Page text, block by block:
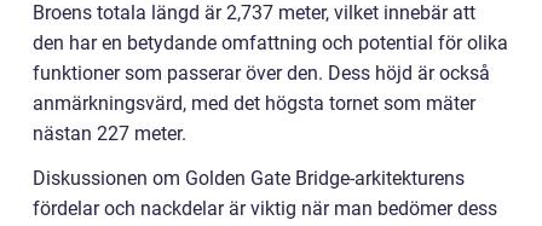
Broens totala längd är 2,737 meter, vilket innebär att
den har en betydande omfattning och potential för olika
funktioner som passerar över den. Dess höjd är också
anmärkningsvärd, med det högsta tornet som mäter
nästan 227 meter.
Diskussionen om Golden Gate Bridge-arkitekturens
fördelar och nackdelar är viktig när man bedömer dess